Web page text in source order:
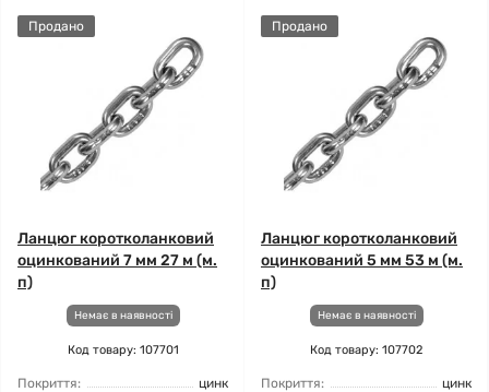
Продано
Ланцюг коротколанковий
оцинкований 7 мм 27 м (м.
п)
Немає в наявності
Код товару: 107701
Покриття:
цинк
Продано
Ланцюг коротколанковий
оцинкований 5 мм 53 м (м.
п)
Немає в наявності
Код товару: 107702
Покриття:
цинк